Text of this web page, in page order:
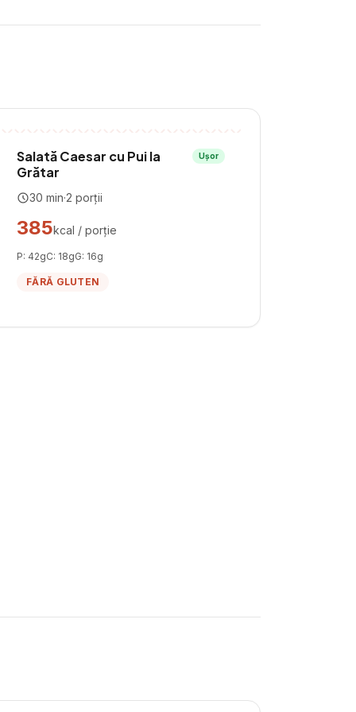
Salată Caesar cu Pui la
Grătar
Ușor
30 min·2 porții
385kcal / porție
P: 42gC: 18gG: 16g
FĂRĂ GLUTEN